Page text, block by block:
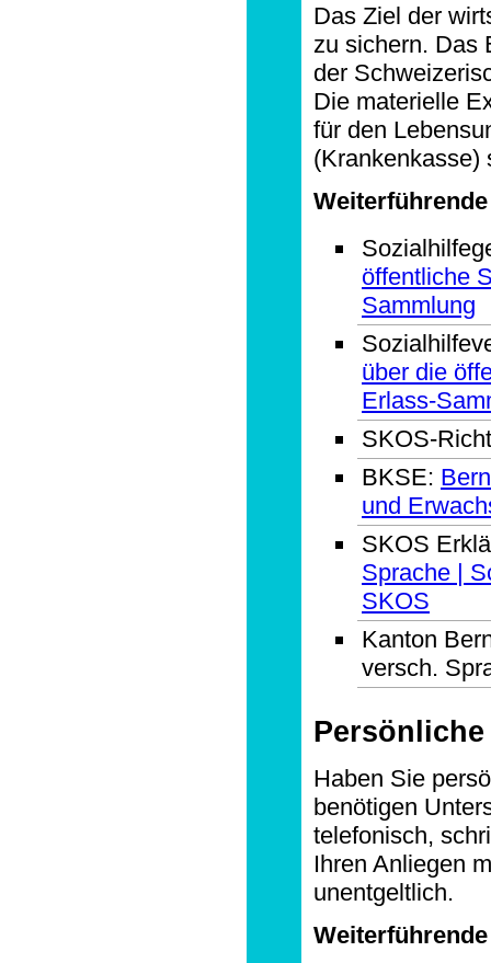
Das Ziel der
zu sichern. Das
der
Die materielle
für den
(Krankenkasse)
öffentliche
Sammlung
über die
Erlass-
SKOS-
BKSE:
und
SKOS
Sprache |
SKOS
Kanton
versch.
Haben Sie
benötigen
telefonisch,
Ihren Anliegen
unentgeltlich.